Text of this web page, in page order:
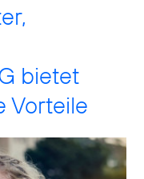
bietet
Vorteile